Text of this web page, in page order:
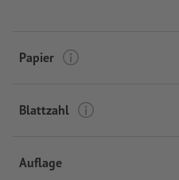
Papier
Blattzahl
Auflage